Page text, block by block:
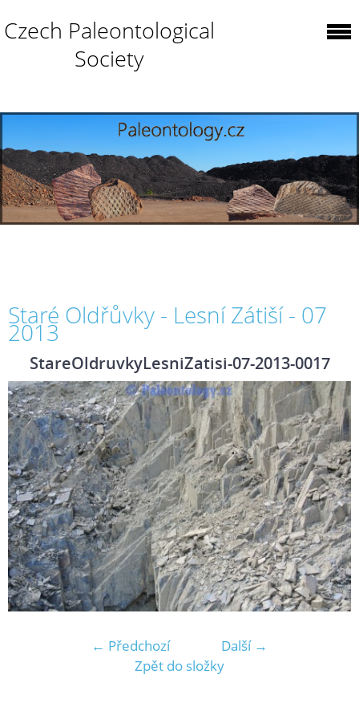
Czech Paleontological
Society
Staré Oldřůvky - Lesní Zátiší - 07
2013
StareOldruvkyLesniZatisi-07-2013-0017
← Předchozí
Další →
Zpět do složky